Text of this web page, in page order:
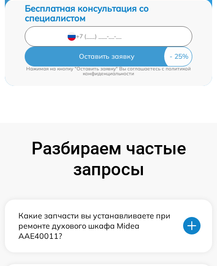
Бесплатная консультация со
специалистом
Оставить заявку
Нажимая на кнопку "Оставить заявку" Вы соглашаетесь cполитикой
конфиденциальности
Разбираем частые
запросы
Какие запчасти вы устанавливаете при
ремонте духового шкафа Midea
AAE40011?